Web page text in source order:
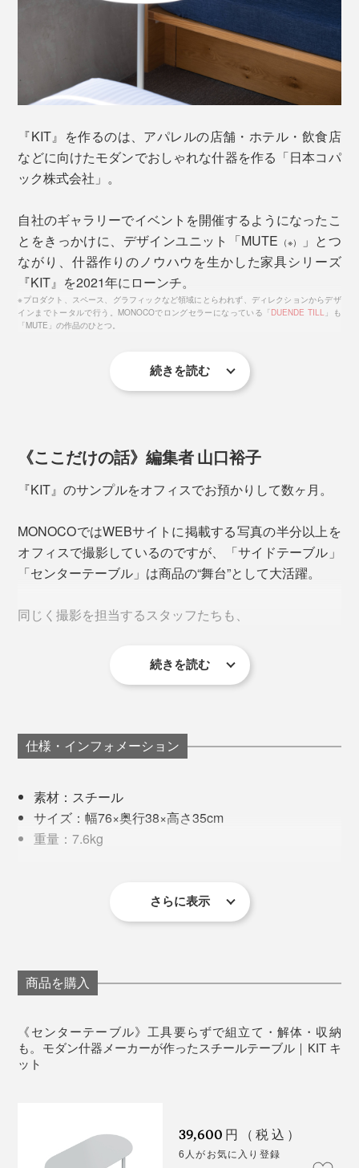
天板の厚みは2.9mm、パイプの径は25.4mm。オールス
チール製ながら無骨さのない繊細なデザインで、重すぎ
ず軽すぎずの絶妙なバランス。
ソファを置かないリビングの「ローテーブル」や子ども
ていねいに面取りされ、溶接や塗装の仕上げも美しく、
日本のクラフツマンシップを感じます。
工具いらずで、組立て・解体が簡単なことから、オフィ
『KIT』を作るのは、アパレルの店舗・ホテル・飲食店
などに向けたモダンでおしゃれな什器を作る「日本コパ
ック株式会社」。
自社のギャラリーでイベントを開催するようになったこ
とをきっかけに、デザインユニット「MUTE （※）
」とつ
ながり、什器作りのノウハウを生かした家具シリーズ
『KIT』を2021年にローンチ。
※プロダクト、スペース、グラフィックなど領域にとらわれず、ディレクションからデザ
インまでトータルで行う。MONOCOでロングセラーになっている「 DUENDE TILL 」も
「MUTE」の作品のひとつ。
感的に組立て・解体ができ、運搬や収納する場合も小さ
くなる仕様です。
それまでお付き合いのあった、デザイナーや設計事務所
関係者、商業施設の運営者などが自宅にも置きたいと思
える家具をというのが裏テーマ。
備わり、どこかに愛らしさのあるデザインです。
続きを読む
《ここだけの話》編集者 山口裕子
『KIT』のサンプルをオフィスでお預かりして数ヶ月。
MONOCOではWEBサイトに掲載する写真の半分以上を
オフィスで撮影しているのですが、「サイドテーブル」
「センターテーブル」は商品の“舞台”として大活躍。
同じく撮影を担当するスタッフたちも、
「モダンにも柔らかく撮影できて、商品が映える」
と太鼓判。気づけば、いろんな商品のイメージ写真に使
テーブルとしてだけでなく、好きなものを飾っておける
続きを読む
仕様・インフォメーション
素材：スチール
サイズ：幅76×奥行38×高さ35cm
重量：7.6kg
※組立て式（工具は必要ありません）
※玄関先までのお届けとなります。商品の組立て、室内への搬入・設置は行
※2025年6月販売分より、天板裏面の仕様が下記のように変更になりました
さらに表示
商品を購入
《センターテーブル》工具要らずで組立て・解体・収納
も。モダン什器メーカーが作ったスチールテーブル｜KIT キ
ット
39,600 円（税込）
6人がお気に入り登録